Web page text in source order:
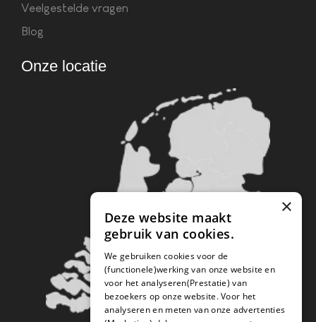
Veelgestelde vragen
Blog
Onze locatie
×
Deze website maakt
gebruik van cookies.
We gebruiken cookies voor de
(functionele)werking van onze website en
voor het analyseren(Prestatie) van
bezoekers op onze website. Voor het
analyseren en meten van onze advertenties